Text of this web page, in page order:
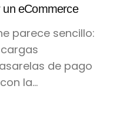
eCommerce
parece sencillo:
de pago
la...